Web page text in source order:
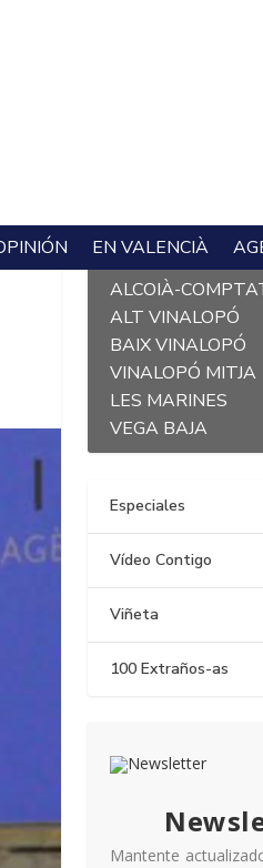
EN VALENCIÀ
L´ALACANTÍ
ALCOIÀ-
ALT VINALOPÓ
BAIX VINALOPÓ
VINALOPÓ MITJA
LES MARINES
VEGA BAJA
Especiales
Vídeo Contigo
Viñeta
100 Extraños-as
Mantente